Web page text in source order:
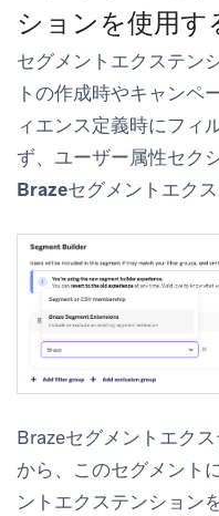
ションを使用す
セグメントエクステン
トの作成時やキャンペ
ィエンス定義時にフィ
ず、 ユーザー属性セク
Brazeセグメントエク
Brazeセグメントエク
から、このセグメント
ントエクステンション